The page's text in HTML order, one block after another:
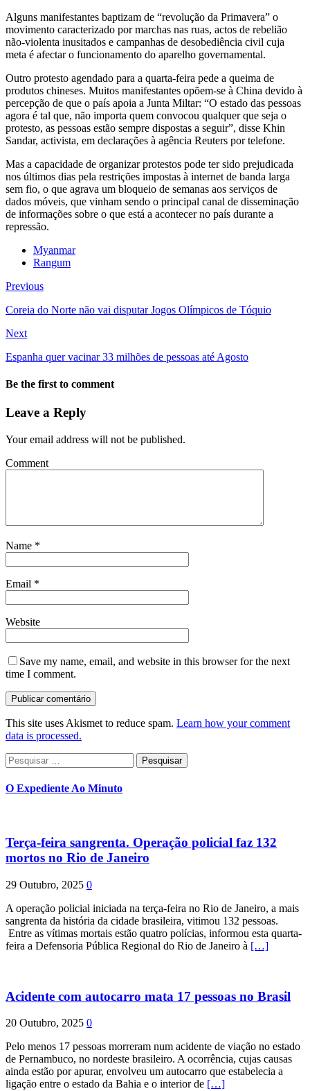
Alguns manifestantes baptizam de “revolução da Primavera” o
movimento caracterizado por marchas nas ruas, actos de rebelião
não-violenta inusitados e campanhas de desobediência civil cuja
meta é afectar o funcionamento do aparelho governamental.
Outro protesto agendado para a quarta-feira pede a queima de
produtos chineses. Muitos manifestantes opõem-se à China devido à
percepção de que o país apoia a Junta Miltar: “O estado das pessoas
agora é tal que, não importa quem convocou qualquer que seja o
protesto, as pessoas estão sempre dispostas a seguir”, disse Khin
Sandar, activista, em declarações à agência Reuters por telefone.
Mas a capacidade de organizar protestos pode ter sido prejudicada
nos últimos dias pela restrições impostas à internet de banda larga
sem fio, o que agrava um bloqueio de semanas aos serviços de
dados móveis, que vinham sendo o principal canal de disseminação
de informações sobre o que está a acontecer no país durante a
repressão.
Myanmar
Rangum
Previous
Coreia do Norte não vai disputar Jogos Olímpicos de Tóquio
Next
Espanha quer vacinar 33 milhões de pessoas até Agosto
Be the first to comment
Leave a Reply
Your email address will not be published.
Comment
Name *
Email *
Website
Save my name, email, and website in this browser for the next
time I comment.
This site uses Akismet to reduce spam. Learn how your comment
data is processed.
Pesquisar
por:
O Expediente Ao Minuto
Terça-feira sangrenta. Operação policial faz 132
mortos no Rio de Janeiro
29 Outubro, 2025 0
A operação policial iniciada na terça-feira no Rio de Janeiro, a mais
sangrenta da história da cidade brasileira, vitimou 132 pessoas.
Entre as vítimas mortais estão quatro polícias, informou esta quarta-
feira a Defensoria Pública Regional do Rio de Janeiro à […]
Acidente com autocarro mata 17 pessoas no Brasil
20 Outubro, 2025 0
Pelo menos 17 pessoas morreram num acidente de viação no estado
de Pernambuco, no nordeste brasileiro. A ocorrência, cujas causas
ainda estão por apurar, envolveu um autocarro que estabelecia a
ligação entre o estado da Bahia e o interior de […]